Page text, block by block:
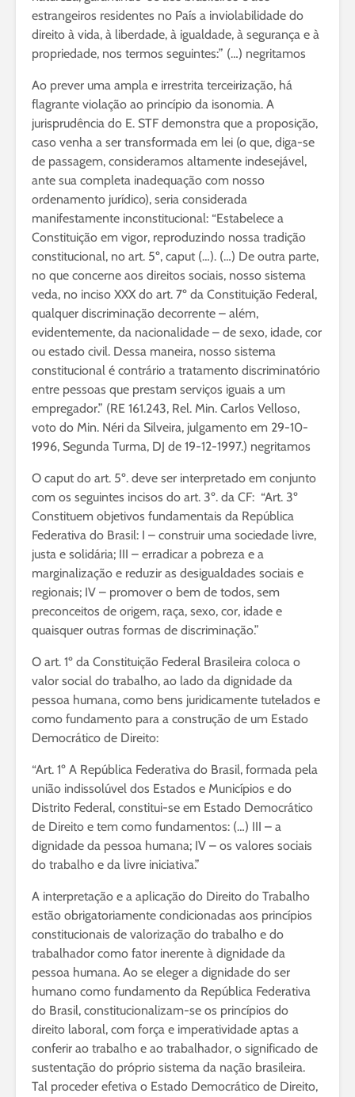
estrangeiros residentes no País a inviolabilidade do
direito à vida, à liberdade, à igualdade, à segurança e à
propriedade, nos termos seguintes:” (…) negritamos
Ao prever uma ampla e irrestrita terceirização, há
flagrante violação ao princípio da isonomia. A
jurisprudência do E. STF demonstra que a proposição,
caso venha a ser transformada em lei (o que, diga-se
de passagem, consideramos altamente indesejável,
ante sua completa inadequação com nosso
ordenamento jurídico), seria considerada
manifestamente inconstitucional: “Estabelece a
Constituição em vigor, reproduzindo nossa tradição
constitucional, no art. 5º, caput (…). (…) De outra parte,
no que concerne aos direitos sociais, nosso sistema
veda, no inciso XXX do art. 7º da Constituição Federal,
qualquer discriminação decorrente – além,
evidentemente, da nacionalidade – de sexo, idade, cor
ou estado civil. Dessa maneira, nosso sistema
constitucional é contrário a tratamento discriminatório
entre pessoas que prestam serviços iguais a um
empregador.” (RE 161.243, Rel. Min. Carlos Velloso,
voto do Min. Néri da Silveira, julgamento em 29-10-
1996, Segunda Turma, DJ de 19-12-1997.) negritamos
O caput do art. 5º. deve ser interpretado em conjunto
com os seguintes incisos do art. 3º. da CF: “Art. 3º
Constituem objetivos fundamentais da República
Federativa do Brasil: I – construir uma sociedade livre,
justa e solidária; III – erradicar a pobreza e a
marginalização e reduzir as desigualdades sociais e
regionais; IV – promover o bem de todos, sem
preconceitos de origem, raça, sexo, cor, idade e
quaisquer outras formas de discriminação.”
O art. 1º da Constituição Federal Brasileira coloca o
valor social do trabalho, ao lado da dignidade da
pessoa humana, como bens juridicamente tutelados e
como fundamento para a construção de um Estado
Democrático de Direito:
“Art. 1º A República Federativa do Brasil, formada pela
união indissolúvel dos Estados e Municípios e do
Distrito Federal, constitui-se em Estado Democrático
de Direito e tem como fundamentos: (…) III – a
dignidade da pessoa humana; IV – os valores sociais
do trabalho e da livre iniciativa.”
A interpretação e a aplicação do Direito do Trabalho
estão obrigatoriamente condicionadas aos princípios
constitucionais de valorização do trabalho e do
trabalhador como fator inerente à dignidade da
pessoa humana. Ao se eleger a dignidade do ser
humano como fundamento da República Federativa
do Brasil, constitucionalizam-se os princípios do
direito laboral, com força e imperatividade aptas a
conferir ao trabalho e ao trabalhador, o significado de
sustentação do próprio sistema da nação brasileira.
Tal proceder efetiva o Estado Democrático de Direito,